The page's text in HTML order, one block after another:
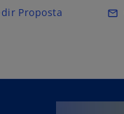
Proposta mail_outline